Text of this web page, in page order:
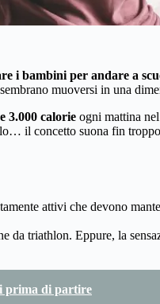
i bambini per andare a
muoversi in una
3.000 calorie ogni mattina
il concetto suona fin
attivi che devono
triathlon. Eppure, la
prima di partire